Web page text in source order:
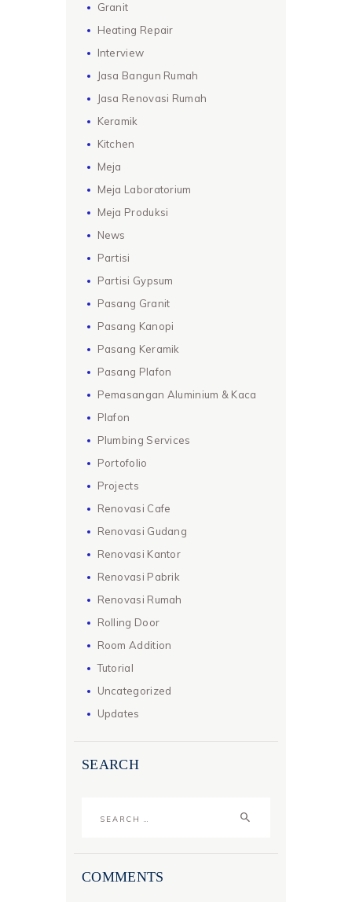
Granit
Heating Repair
Interview
Jasa Bangun Rumah
Jasa Renovasi Rumah
Keramik
Kitchen
Meja
Meja Laboratorium
Meja Produksi
News
Partisi
Partisi Gypsum
Pasang Granit
Pasang Kanopi
Pasang Keramik
Pasang Plafon
Pemasangan Aluminium & Kaca
Plafon
Plumbing Services
Portofolio
Projects
Renovasi Cafe
Renovasi Gudang
Renovasi Kantor
Renovasi Pabrik
Renovasi Rumah
Rolling Door
Room Addition
Tutorial
Uncategorized
Updates
SEARCH
COMMENTS